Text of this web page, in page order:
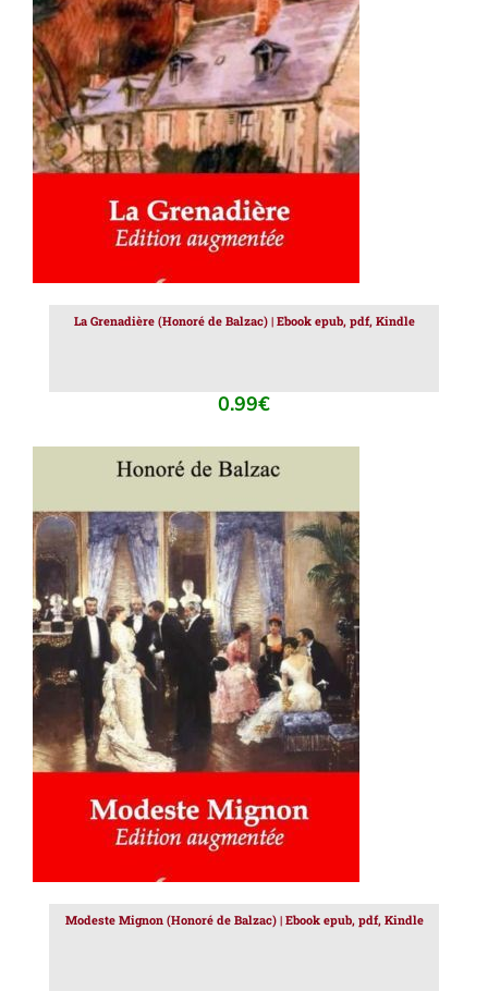
AJOUTER AU PANIER DÉTAILS
La Grenadière (Honoré de Balzac) | Ebook epub, pdf, Kindle
0.99€
AJOUTER AU PANIER / DÉTAILS
Modeste Mignon (Honoré de Balzac) | Ebook epub, pdf, Kindle